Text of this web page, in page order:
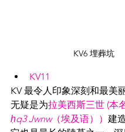
KV6 埋葬坑
KV11
KV 最令人印象深刻和最美
无疑是为拉美西斯三世 (本
ḥq3 Jwnw（埃及语）） 建